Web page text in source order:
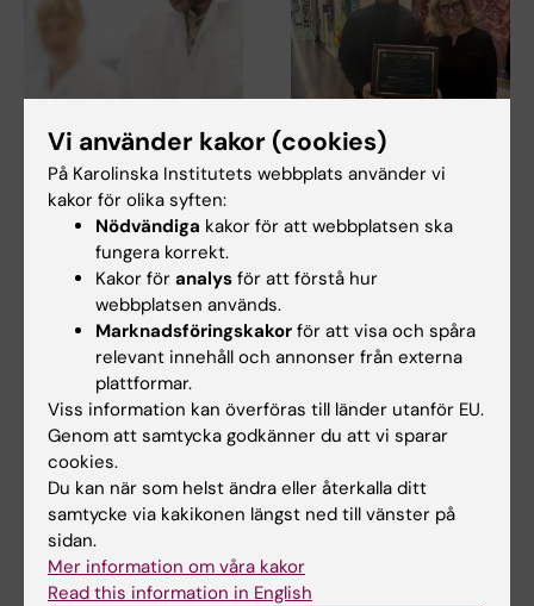
17 apr 2026
SOF utlysning 2026 -
Utlysning av
projektbidrag för
odontologisk
forskning
Region Stockholm och
Karolinska Institutet (KI) har
som gemensamt mål att…
15 apr 2026
Tillkännagivande av
2026 års
IADR/AADOCR
William J. Gies-
pristagare
gratulationer till Kai Bao och
medarbetare,…
25 mar 2026 24 mar 2026
Vi använder kakor (cookies)
På Karolinska Institutets webbplats använder vi
kakor för olika syften:
Nödvändiga kakor för att webbplatsen ska
fungera korrekt.
Kakor för analys för att förstå hur
webbplatsen används.
Marknadsföringskakor för att visa och spåra
relevant innehåll och annonser från externa
plattformar.
Viss information kan överföras till länder utanför EU.
Genom att samtycka godkänner du att vi sparar
cookies.
Du kan när som helst ändra eller återkalla ditt
samtycke via kakikonen längst ned till vänster på
sidan.
Mer information om våra kakor
Read this information in English